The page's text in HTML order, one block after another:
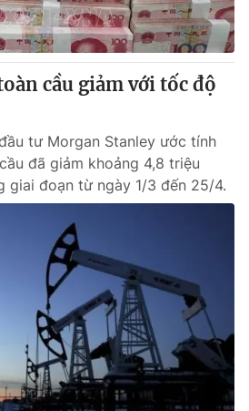
Tấm lòng Việt
Vươn mình bằng AI
VTV8
English
hình Việt Nam
cầu giảm với tốc độ
tư Morgan Stanley ước tính
đã giảm khoảng 4,8 triệu
giai đoạn từ ngày 1/3 đến 25/4.